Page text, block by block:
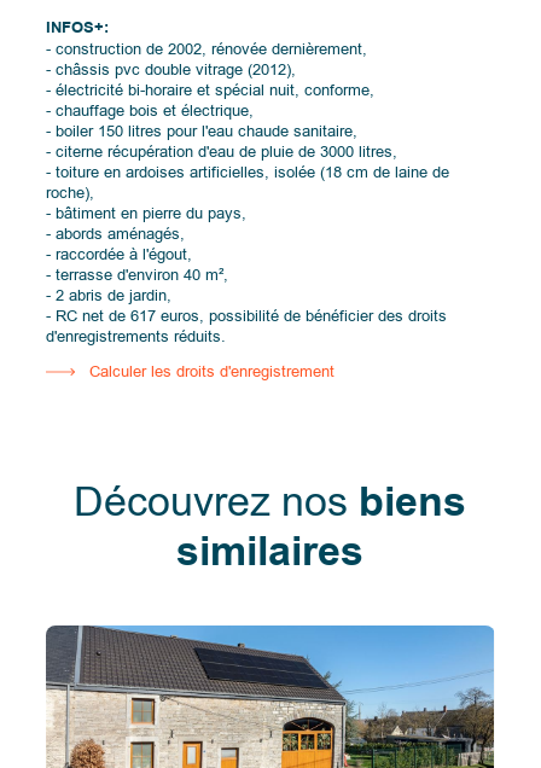
INFOS+:
- construction de 2002, rénovée dernièrement,
- châssis pvc double vitrage (2012),
- électricité bi-horaire et spécial nuit, conforme,
- chauffage bois et électrique,
- boiler 150 litres pour l'eau chaude sanitaire,
- citerne récupération d'eau de pluie de 3000 litres,
- toiture en ardoises artificielles, isolée (18 cm de laine de
roche),
- bâtiment en pierre du pays,
- abords aménagés,
- raccordée à l'égout,
- terrasse d'environ 40 m²,
- 2 abris de jardin,
- RC net de 617 euros, possibilité de bénéficier des droits
d'enregistrements réduits.
Calculer les droits d'enregistrement
Découvrez nos biens
similaires